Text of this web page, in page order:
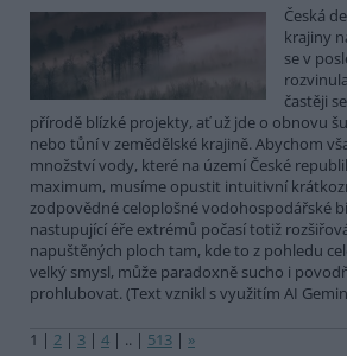
Česká
krajiny
se v
častěji
přírodě blízké projekty, ať už jde o obnovu
nebo tůní v zemědělské krajině. Abychom
množství vody, které na území České
maximum, musíme opustit intuitivní
zodpovědné celoplošné vodohospodářské
nastupující éře extrémů počasí totiž
napuštěných ploch tam, kde to z pohledu
velký smysl, může paradoxně sucho i
prohlubovat. (Text vznikl s využitím AI
1 | 2 | 3 | 4 | .. | 513 | »